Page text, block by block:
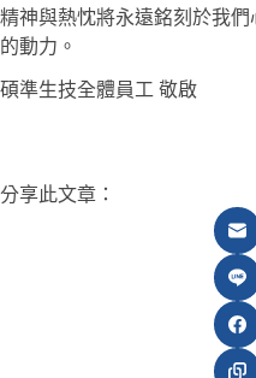
精神與熱忱將永遠銘刻於我
的動力。
碩準生技全體員工 敬啟
分享此文章：